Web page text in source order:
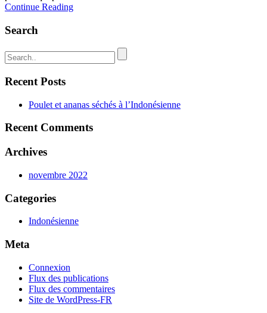
Continue Reading
Search
Recent Posts
Poulet et ananas séchés à l’Indonésienne
Recent Comments
Archives
novembre 2022
Categories
Indonésienne
Meta
Connexion
Flux des publications
Flux des commentaires
Site de WordPress-FR